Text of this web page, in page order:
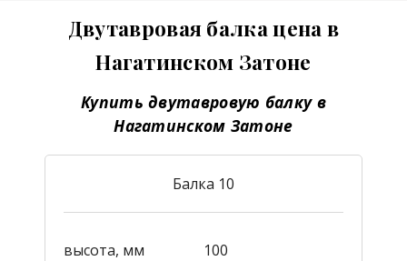
Двутавровая балка цена в
Нагатинском Затоне
Купить двутавровую балку в
Нагатинском Затоне
Балка 10
высота, мм
100